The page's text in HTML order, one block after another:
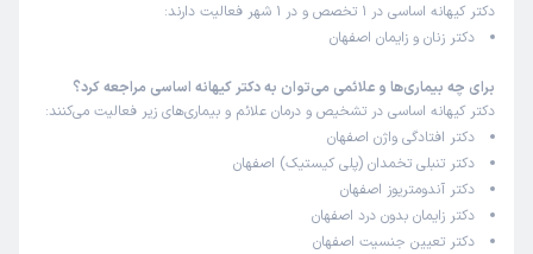
علت مراجعه: مراقبت‌های بارداری و زایمان طبیعی یا سزارین
فاطمه
نوبت مطب از دکترتو
(
1405/04/17
)
این پزشک را پیشنهاد نمیکنم
زمان انتظار: بیش از 90 دقیقه
عدم رضایت
دکتر کیهانه اساسی در 1 تخصص و در 1 شهر فعالیت دارند:
دکتر زنان و زایمان اصفهان
برای چه بیماری‌ها و علائمی می‌توان به دکتر کیهانه اساسی مراجعه کرد؟
دکتر کیهانه اساسی در تشخیص و درمان علائم و بیماری‌های زیر فعالیت می‌کنند:
دکتر افتادگی واژن اصفهان
دکتر تنبلی تخمدان (پلی کیستیک) اصفهان
دکتر آندومتریوز اصفهان
دکتر زایمان بدون درد اصفهان
دکتر تعیین جنسیت اصفهان